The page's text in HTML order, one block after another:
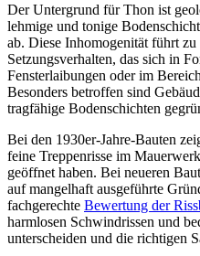
Der Untergrund für Thon ist
lehmige und tonige
ab. Diese Inhomogenität führt
Setzungsverhalten, das sich in
Fensterlaibungen oder im
Besonders betroffen sind
tragfähige Bodenschichten
Bei den 1930er-Jahre-Bauten
feine Treppenrisse im
geöffnet haben. Bei neueren
auf mangelhaft ausgeführte
fachgerechte Bewertung der
harmlosen Schwindrissen und
unterscheiden und die richtigen